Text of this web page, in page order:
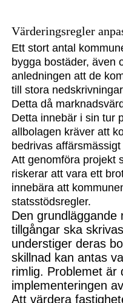
Värderingsregler
Ett stort antal
bygga bostäder, även
anledningen att de
till stora ned
Detta då
Detta innebär i sin tur
allbolagen kräver att
bedrivas affärs
Att genomföra projekt
riskerar att vara ett
innebära att
statsstödsregler.
Den grundläggande
tillgångar ska
understiger deras
skillnad kan antas
rimlig. Problemet är
implementeringen
Att värdera